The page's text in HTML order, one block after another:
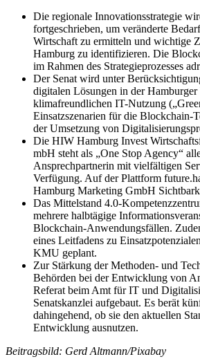
Die regionale Innovationsstrategie
fortgeschrieben, um veränderte
Wirtschaft zu ermitteln und wichtige
Hamburg zu identifizieren. Die
im Rahmen des Strategieprozesses
Der Senat wird unter
digitalen Lösungen in der
klimafreundlichen IT-Nutzung
Einsatzszenarien für die Blockchain-
der Umsetzung von
Die HIW Hamburg Invest
mbH steht als „One Stop Agency“
Ansprechpartnerin mit vielfältigen
Verfügung. Auf der Plattform
Hamburg Marketing GmbH
Das Mittelstand 4.0-
mehrere halbtägige
Blockchain-Anwendungsfällen.
eines Leitfadens zu
KMU geplant.
Zur Stärkung der Methoden- und
Behörden bei der Entwicklung von
Referat beim Amt für IT und
Senatskanzlei aufgebaut. Es berät
dahingehend, ob sie den aktuellen
Entwicklung ausnutzen.
Beitragsbild: Gerd Altmann/Pixabay